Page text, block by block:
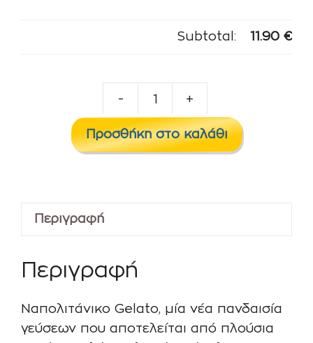
Subtotal: 11.90 €
-
-
Choo
+
Προσθήκη στο καλάθι
Περιγραφή
Περιγραφή
Ναπολιτάνικο Gelato, μία νέα πανδαισία
γεύσεων που αποτελείται από πλούσια